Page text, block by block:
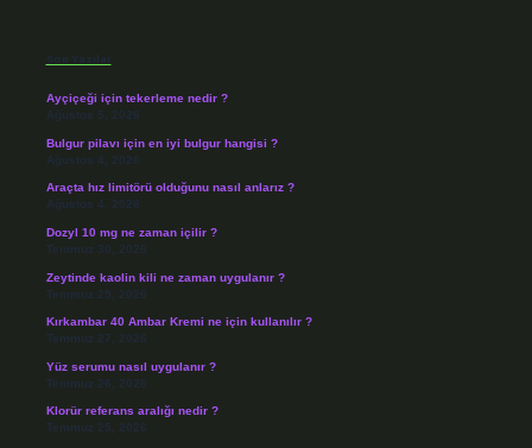
Son Yazılar
Ayçiçeği için tekerleme nedir ?
Ağustos 5, 2026
Bulgur pilavı için en iyi bulgur hangisi ?
Ağustos 4, 2026
Araçta hız limitörü olduğunu nasıl anlarız ?
Ağustos 4, 2026
Dozyl 10 mg ne zaman içilir ?
Temmuz 30, 2026
Zeytinde kaolin kili ne zaman uygulanır ?
Temmuz 29, 2026
Kırkambar 40 Ambar Kremi ne için kullanılır ?
Temmuz 27, 2026
Yüz serumu nasıl uygulanır ?
Temmuz 26, 2026
Klorür referans aralığı nedir ?
Temmuz 25, 2026